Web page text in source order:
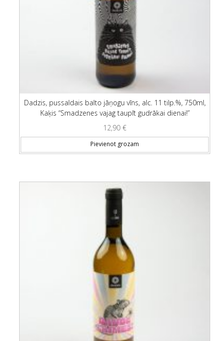
Dadzis, pussaldais balto jāņogu vīns, alc. 11 tilp.%, 750ml,
Kaķis “Smadzenes vajag taupīt gudrākai dienai!”
12,90 €
Pievienot grozam